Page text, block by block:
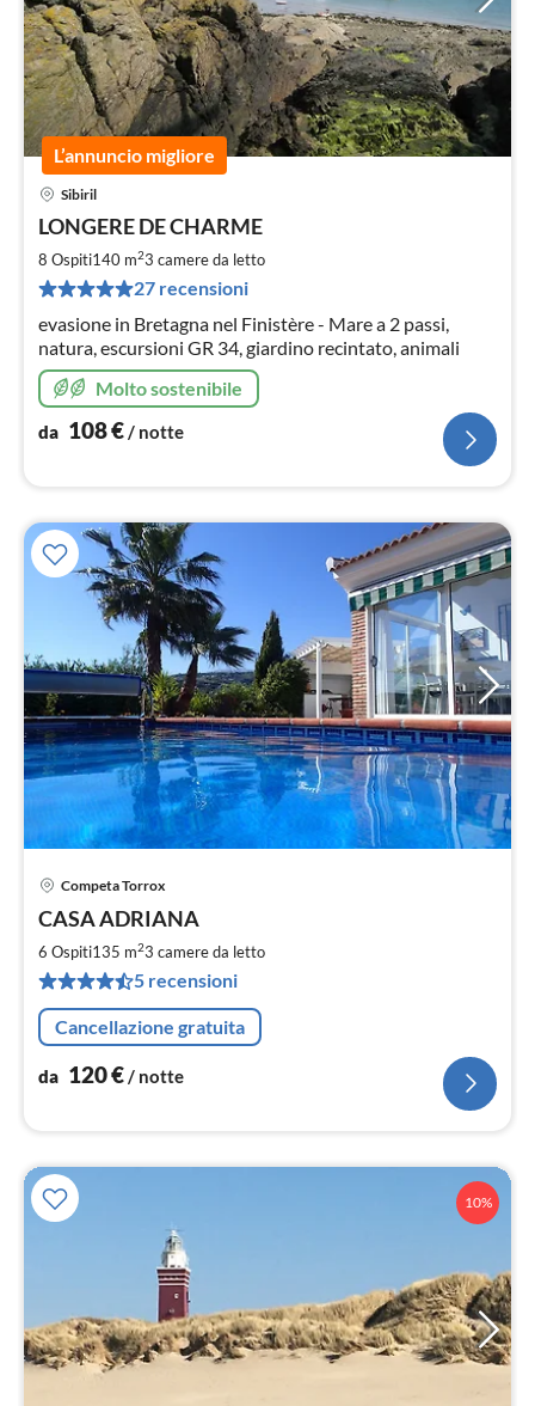
L’annuncio migliore
Sibiril
LONGERE DE CHARME
8 Ospiti140 m23 camere da letto
27 recensioni
evasione in Bretagna nel Finistère - Mare a 2 passi,
natura, escursioni GR 34, giardino recintato, animali
Molto sostenibile
da 108€/ notte
Competa Torrox
CASA ADRIANA
6 Ospiti135 m23 camere da letto
5 recensioni
Cancellazione gratuita
da 120€ / notte
10%